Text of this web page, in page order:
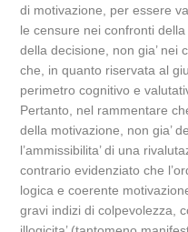
di motivazione, per essere
le censure nei confronti
della decisione, non gia’ nei
che, in quanto riservata al
perimetro cognitivo e
Pertanto, nel rammentare
della motivazione, non gia’
l’ammissibilita’ di una
contrario evidenziato che
logica e coerente
gravi indizi di colpevolezza,